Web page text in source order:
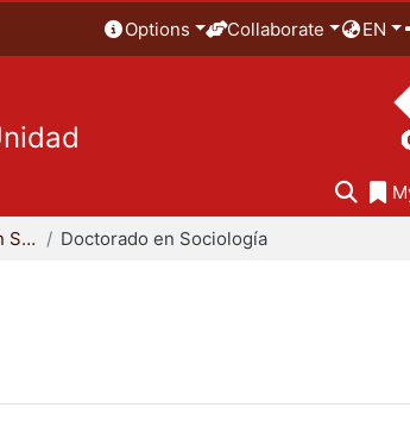
Options Collaborate EN
Maestría y Doctorado en Sociología Doctorado en Sociología